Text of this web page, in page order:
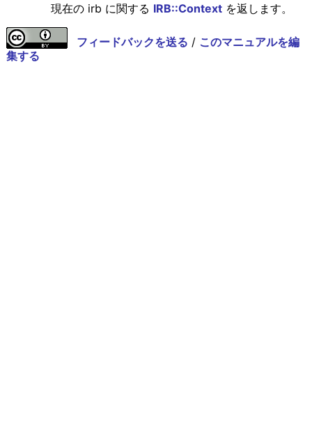
現在の irb に関する IRB::Contextを返します。
フィードバックを送る / このマニュアルを編
集する